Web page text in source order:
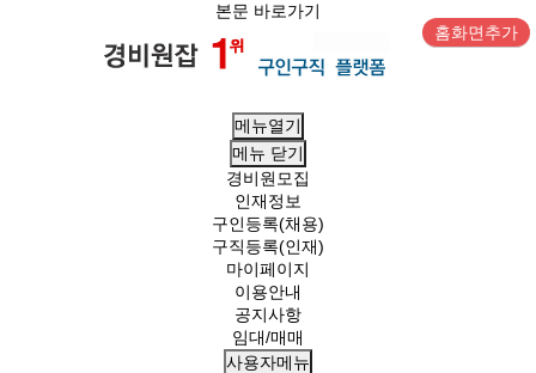
본문 바로가기
홈화면추가
메뉴열기
메뉴 닫기
경비원모집
인재정보
구인등록(채용)
구직등록(인재)
마이페이지
이용안내
공지사항
임대/매매
사용자메뉴